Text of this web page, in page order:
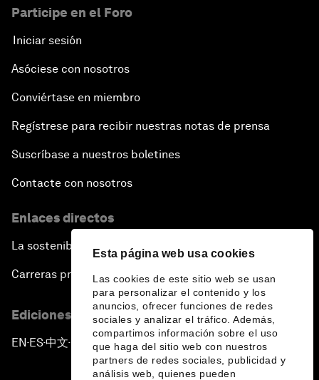
Esta página web usa cookies
Las cookies de este sitio web se usan
para personalizar el contenido y los
anuncios, ofrecer funciones de redes
sociales y analizar el tráfico. Además,
compartimos información sobre el uso
que haga del sitio web con nuestros
partners de redes sociales, publicidad y
análisis web, quienes pueden
Participe en el Foro
Iniciar sesión
Asóciese con nosotros
Conviértase en miembro
Regístrese para recibir nuestras notas de prensa
Suscríbase a nuestros boletines
Contacte con nosotros
Enlaces directos
La sostenibilidad en el Foro
Carreras profesionales
Ediciones en otros idiomas
EN ▪ES▪中文▪ 日本語